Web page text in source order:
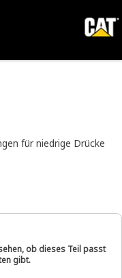
für niedrige Drücke
ob dieses Teil passt
gibt.